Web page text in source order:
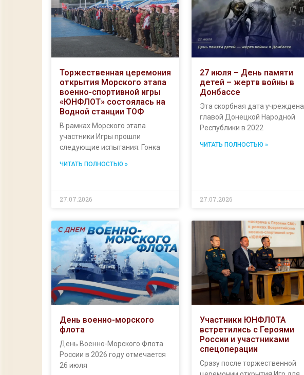
Торжественная церемония
открытия Морского этапа
военно-спортивной игры
«ЮНФЛОТ» состоялась на
Водной станции ТОФ
В рамках Морского этапа
участники Игры прошли
следующие испытания: Гонка
ЧИТАТЬ ПОЛНОСТЬЮ »
27.07.2026
27 июля – День памяти
детей – жертв войны в
Донбассе
Эта скорбная дата учреждена
главой Донецкой Народной
Республики в 2022
ЧИТАТЬ ПОЛНОСТЬЮ »
27.07.2026
День военно-морского
флота
День Военно-Морского Флота
России в 2026 году отмечается
26 июля
Участники ЮНФЛОТА
встретились с Героями
России и участниками
спецоперации
Сразу после торжественной